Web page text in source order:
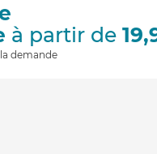
à partir de
demande